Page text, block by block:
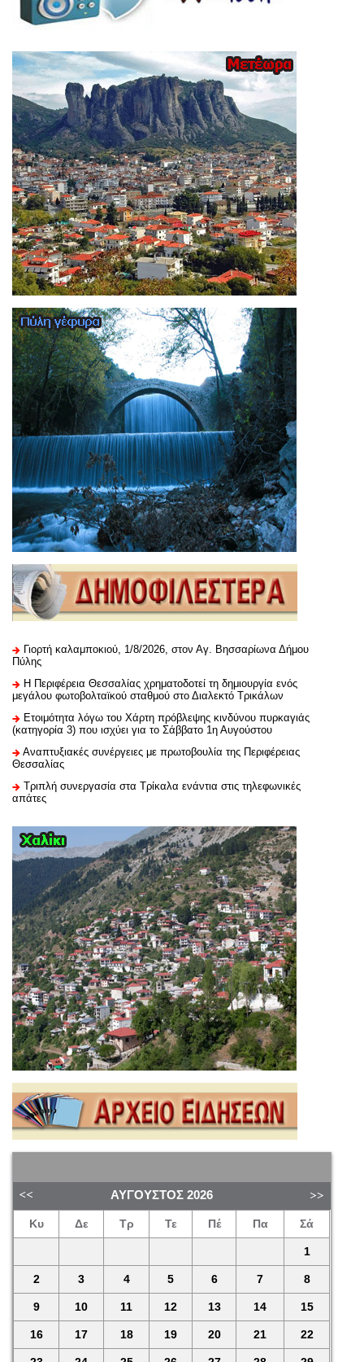
Γιορτή καλαμποκιού, 1/8/2026, στον Αγ. Βησσαρίωνα Δήμου
Πύλης
H Περιφέρεια Θεσσαλίας χρηματοδοτεί τη δημιουργία ενός
μεγάλου φωτοβολταϊκού σταθμού στο Διαλεκτό Τρικάλων
Ετοιμότητα λόγω του Χάρτη πρόβλεψης κινδύνου πυρκαγιάς
(κατηγορία 3) που ισχύει για το Σάββατο 1η Αυγούστου
Αναπτυξιακές συνέργειες με πρωτοβουλία της Περιφέρειας
Θεσσαλίας
Τριπλή συνεργασία στα Τρίκαλα ενάντια στις τηλεφωνικές
απάτες
ΑΎΓΟΥΣΤΟΣ 2026
Κυ Δε Τρ Τε Πέ Πα Σά
1
2 3 4 5 6 7 8
9 10 11 12 13 14 15
16 17 18 19 20 21 22